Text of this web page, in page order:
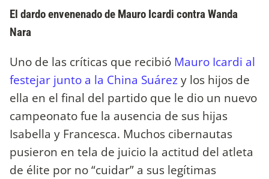
El dardo envenenado de Mauro Icardi contra Wanda
Nara
Uno de las críticas que recibió Mauro Icardi al
festejar junto a la China Suárezy los hijos de
ella en el final del partido que le dio un nuevo
campeonato fue la ausencia de sus hijas
Isabella y Francesca. Muchos cibernautas
pusieron en tela de juicio la actitud del atleta
de élite por no “cuidar” a sus legítimas